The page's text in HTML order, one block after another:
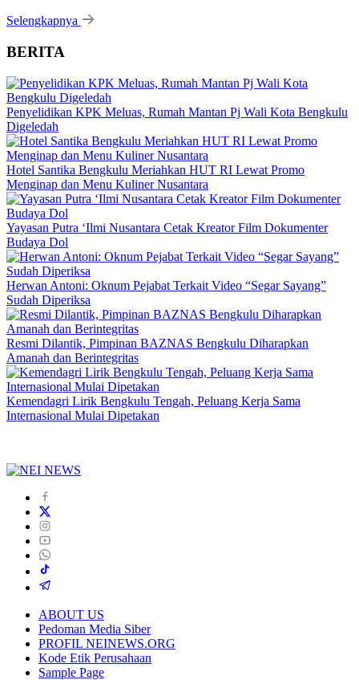
Selengkapnya
BERITA
Penyelidikan KPK Meluas, Rumah Mantan Pj Wali Kota Bengkulu
Digeledah
Hotel Santika Bengkulu Meriahkan HUT RI Lewat Promo
Menginap dan Menu Kuliner Nusantara
Yayasan Putra ‘Ilmi Nusantara Cetak Kreator Film Dokumenter
Budaya Dol
Herwan Antoni: Oknum Pejabat Terkait Video “Segar Sayang”
Sudah Diperiksa
Resmi Dilantik, Pimpinan BAZNAS Bengkulu Diharapkan
Amanah dan Berintegritas
Kemendagri Lirik Bengkulu Tengah, Peluang Kerja Sama
Internasional Mulai Dipetakan
ABOUT US
Pedoman Media Siber
PROFIL NEINEWS.ORG
Kode Etik Perusahaan
Sample Page